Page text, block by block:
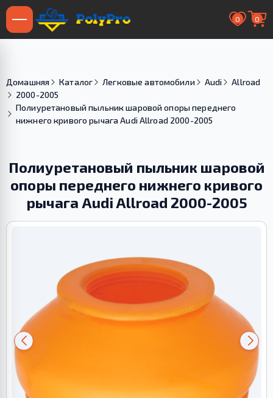
0 0
Домашняя Каталог Легковые автомобили Audi
Allroad
2000-2005
Полиуретановый пыльник шаровой опоры переднего
нижнего кривого рычага Audi Allroad 2000-2005
Полиуретановый пыльник шаровой
опоры переднего нижнего кривого
рычага Audi Allroad 2000-2005